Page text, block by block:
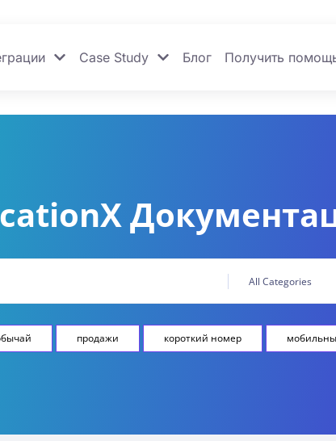
Case Study Блог Получить
продажи короткий номер